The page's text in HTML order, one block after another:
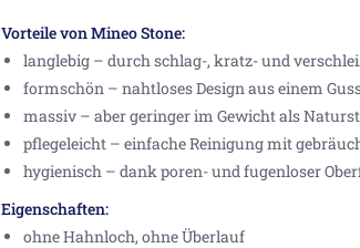
Vorteile von Mineo Stone:
langlebig – durch schlag-, kratz- und
formschön – nahtloses Design aus einem
massiv – aber geringer im Gewicht als
pflegeleicht – einfache Reinigung mit
hygienisch – dank poren- und fugenloser
Eigenschaften:
ohne Hahnloch, ohne Überlauf